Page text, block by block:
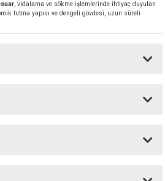
, vidalama ve sökme işlemlerinde ihtiyaç duyulan
tutma yapısı ve dengeli gövdesi, uzun süreli
henüz soru sorulmamış.